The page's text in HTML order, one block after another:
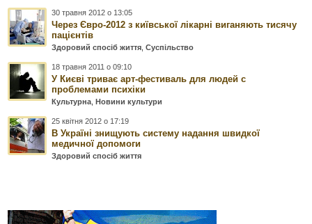
30 травня 2012 о 13:05
Через Євро-2012 з київської лікарні виганяють тисячу
пацієнтів
Здоровий спосіб життя ,Суспільство
18 травня 2011 о 09:10
У Києві триває арт-фестиваль для людей с
проблемами психіки
Культурна Новини культури
25 квітня 2012 о 17:19
В Україні знищують систему надання швидкої
медичної допомоги
Здоровий спосіб життя